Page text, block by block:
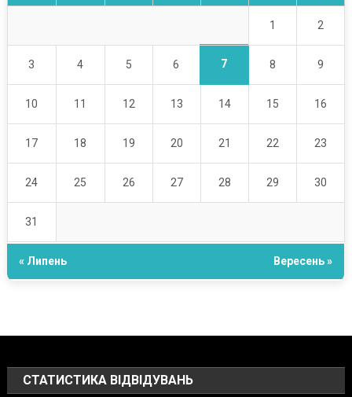
1 2
3 4 5 6 7 8 9
10 11 12 13 14 15 16
17 18 19 20 21 22 23
24 25 26 27 28 29 30
31
« Липень Вересень »
СТАТИСТИКА ВІДВІДУВАНЬ